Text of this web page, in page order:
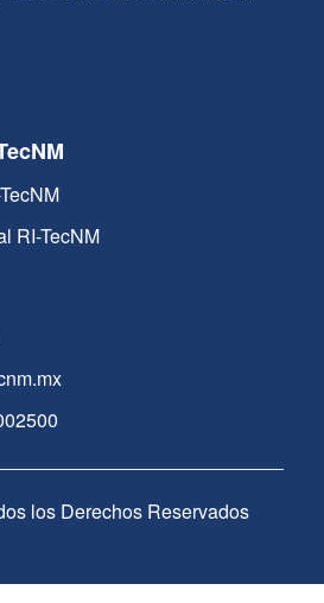
RI-TecNM
los Derechos Reservados